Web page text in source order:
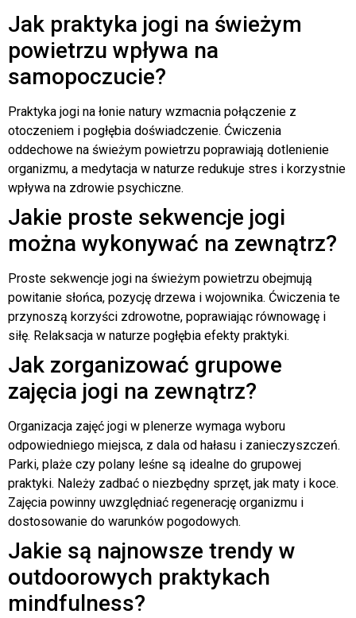
Jak praktyka jogi na świeżym
powietrzu wpływa na
samopoczucie?
Praktyka jogi na łonie natury wzmacnia połączenie z
otoczeniem i pogłębia doświadczenie. Ćwiczenia
oddechowe na świeżym powietrzu poprawiają dotlenienie
organizmu, a medytacja w naturze redukuje stres i korzystnie
wpływa na zdrowie psychiczne.
Jakie proste sekwencje jogi
można wykonywać na zewnątrz?
Proste sekwencje jogi na świeżym powietrzu obejmują
powitanie słońca, pozycję drzewa i wojownika. Ćwiczenia te
przynoszą korzyści zdrowotne, poprawiając równowagę i
siłę. Relaksacja w naturze pogłębia efekty praktyki.
Jak zorganizować grupowe
zajęcia jogi na zewnątrz?
Organizacja zajęć jogi w plenerze wymaga wyboru
odpowiedniego miejsca, z dala od hałasu i zanieczyszczeń.
Parki, plaże czy polany leśne są idealne do grupowej
praktyki. Należy zadbać o niezbędny sprzęt, jak maty i koce.
Zajęcia powinny uwzględniać regenerację organizmu i
dostosowanie do warunków pogodowych.
Jakie są najnowsze trendy w
outdoorowych praktykach
mindfulness?